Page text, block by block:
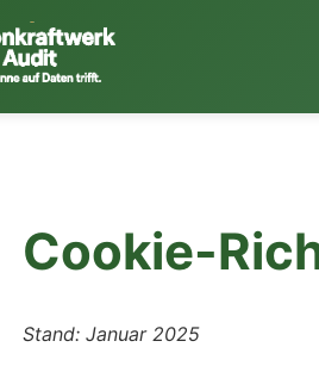
Cookie-
Stand: Januar 2025